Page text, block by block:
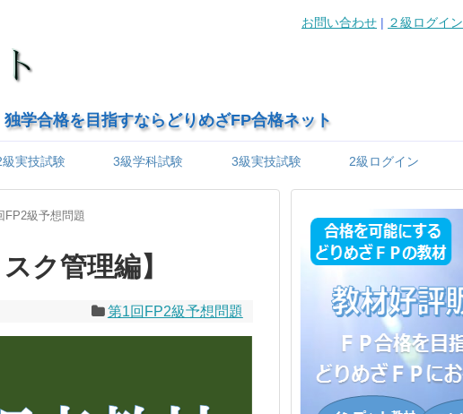
学合格を目指すならどりめざFP合格ネット
お問い合わせ | ２級ログイン
級実技試験 3級学科試験 3級実技試験 2級ログイン
FP2級予想問題
ク管理編】
第1回FP2級予想問題